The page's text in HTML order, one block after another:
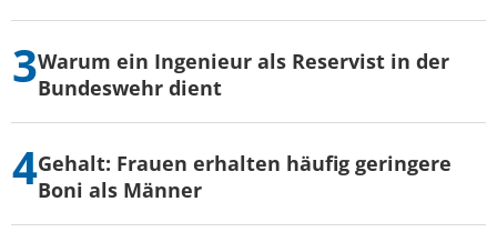
Warum ein Ingenieur als Reservist in der
Bundeswehr dient
Gehalt: Frauen erhalten häufig geringere
Boni als Männer